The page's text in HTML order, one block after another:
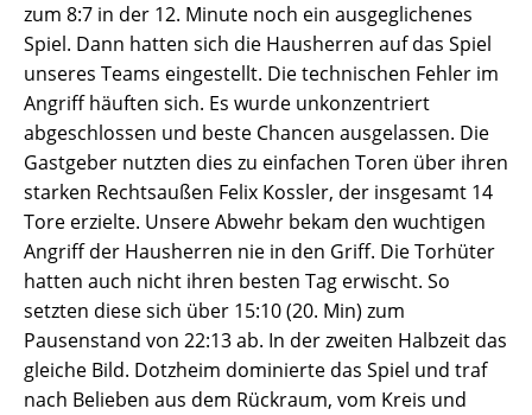
zum 8:7 in der 12. Minute noch ein ausgeglichenes
Spiel. Dann hatten sich die Hausherren auf das Spiel
unseres Teams eingestellt. Die technischen Fehler im
Angriff häuften sich. Es wurde unkonzentriert
abgeschlossen und beste Chancen ausgelassen. Die
Gastgeber nutzten dies zu einfachen Toren über ihren
starken Rechtsaußen Felix Kossler, der insgesamt 14
Tore erzielte. Unsere Abwehr bekam den wuchtigen
Angriff der Hausherren nie in den Griff. Die Torhüter
hatten auch nicht ihren besten Tag erwischt. So
setzten diese sich über 15:10 (20. Min) zum
Pausenstand von 22:13 ab. In der zweiten Halbzeit das
gleiche Bild. Dotzheim dominierte das Spiel und traf
nach Belieben aus dem Rückraum, vom Kreis und